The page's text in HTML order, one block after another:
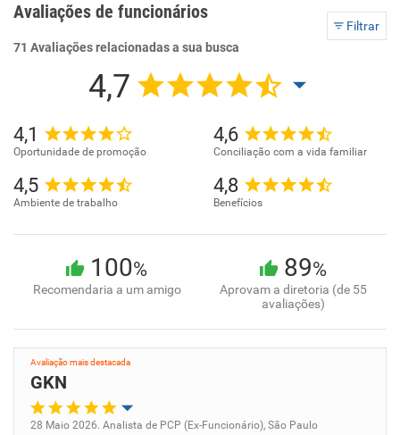
Avaliações de funcionários
Filtrar
71 Avaliações relacionadas a sua busca
4,7
4,1
Oportunidade de promoção
4,6
Conciliação com a vida familiar
4,5
Ambiente de trabalho
4,8
Benefícios
100%
Recomendaria a um amigo
89%
Aprovam a diretoria (de 55
avaliações)
Avaliação mais destacada
GKN
28 Maio 2026. Analista de PCP (Ex-Funcionário), São Paulo